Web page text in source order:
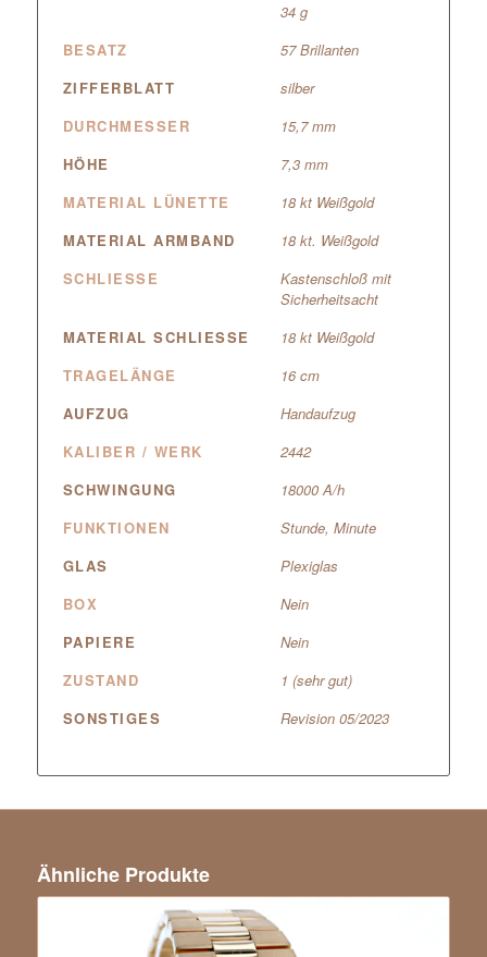
34 g
BESATZ
57 Brillanten
ZIFFERBLATT
silber
DURCHMESSER
15,7 mm
HÖHE
7,3 mm
MATERIAL LÜNETTE
18 kt Weißgold
MATERIAL ARMBAND
18 kt. Weißgold
SCHLIESSE
Kastenschloß mit
Sicherheitsacht
MATERIAL SCHLIESSE
18 kt Weißgold
TRAGELÄNGE
16 cm
AUFZUG
Handaufzug
KALIBER / WERK
2442
SCHWINGUNG
18000 A/h
FUNKTIONEN
Stunde, Minute
GLAS
Plexiglas
BOX
Nein
PAPIERE
Nein
ZUSTAND
1 (sehr gut)
SONSTIGES
Revision 05/2023
Ähnliche Produkte